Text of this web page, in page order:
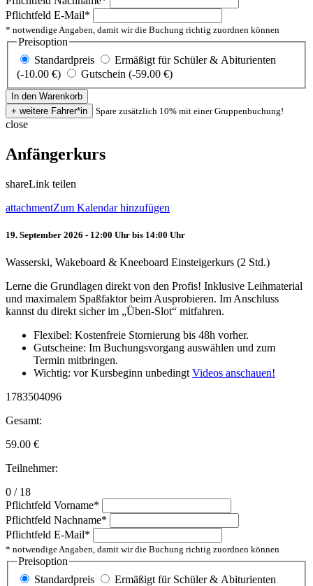
Pflichtfeld E-Mail*
* notwendige Angaben, damit wir die Buchung richtig zuordnen können
Preisoption
Standardpreis
Ermäßigt für Schüler & Abiturienten
(-10.00 €)
Gutschein (-59.00 €)
Spare zusätzlich 10% mit einer Gruppenbuchung!
close
Anfängerkurs
shareLink teilen
attachmentZum Kalendar hinzufügen
19. September 2026 - 12:00 Uhr bis 14:00 Uhr
Wasserski, Wakeboard & Kneeboard Einsteigerkurs (2 Std.)
Lerne die Grundlagen direkt von den Profis! Inklusive Leihmaterial
und maximalem Spaßfaktor beim Ausprobieren. Im Anschluss
kannst du direkt sicher im „Üben-Slot“ mitfahren.
Flexibel: Kostenfreie Stornierung bis 48h vorher.
Gutscheine: Im Buchungsvorgang auswählen und zum
Termin mitbringen.
Wichtig: vor Kursbeginn unbedingt Videos anschauen!
1783504096
Gesamt:
59.00 €
Teilnehmer:
0 / 18
Pflichtfeld Vorname*
Pflichtfeld Nachname*
Pflichtfeld E-Mail*
* notwendige Angaben, damit wir die Buchung richtig zuordnen können
Preisoption
Standardpreis
Ermäßigt für Schüler & Abiturienten